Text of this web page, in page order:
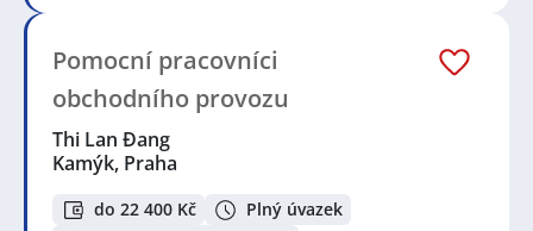
Pomocní pracovníci
obchodního provozu
Thi Lan Đang
Kamýk, Praha
do 22 400 Kč
Plný úvazek